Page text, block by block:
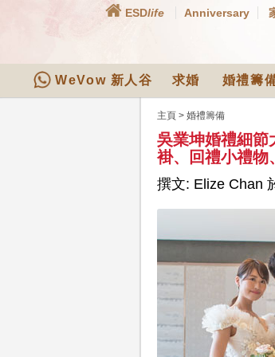
ESDlife Anniversary
WeVow 新人谷 求婚 婚禮籌
主頁 > 婚禮籌備
吳業坤婚禮細節
褂、回禮小禮物
撰文: Elize Chan